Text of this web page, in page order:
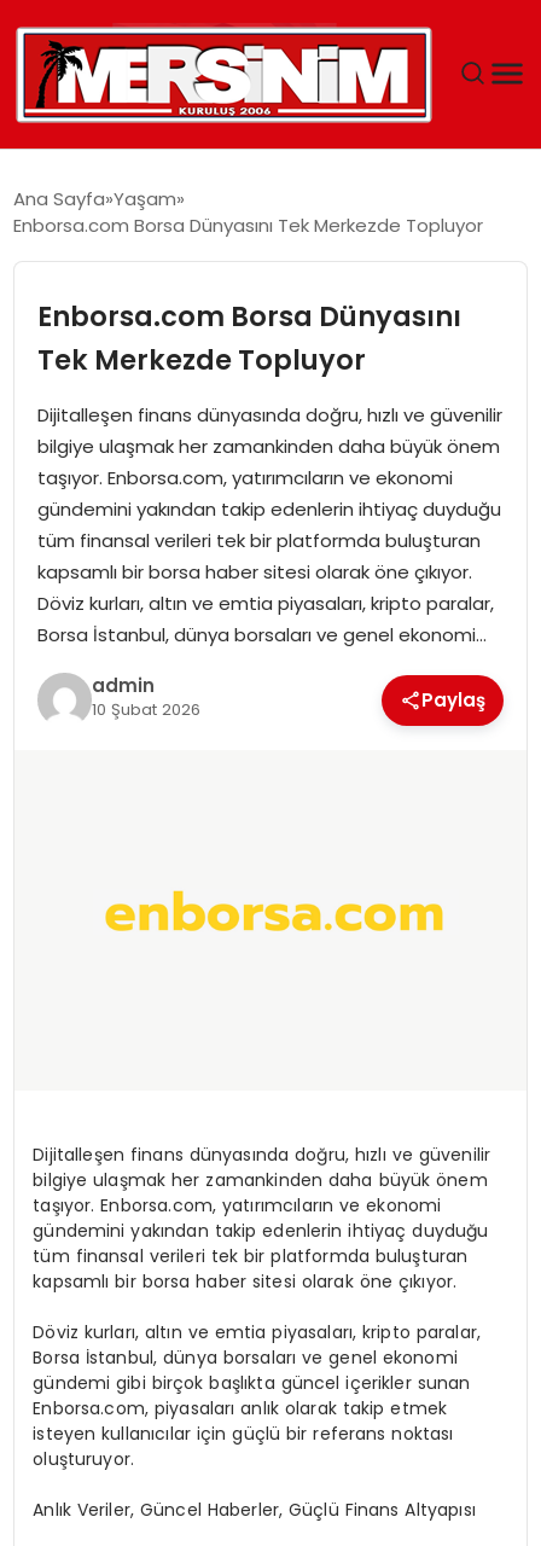
GÜNCEL
SAĞLIK
EĞITIM
SPOR
EKONOMI
MAGAZIN
DÜNYA
Ana Sayfa Yaşam
Enborsa.com Borsa Dünyasını Tek Merkezde Topluyor
Enborsa.com Borsa Dünyasını
Tek Merkezde Topluyor
Dijitalleşen finans dünyasında doğru, hızlı ve güvenilir
bilgiye ulaşmak her zamankinden daha büyük önem
taşıyor. Enborsa.com, yatırımcıların ve ekonomi
gündemini yakından takip edenlerin ihtiyaç duyduğu
tüm finansal verileri tek bir platformda buluşturan
kapsamlı bir borsa haber sitesi olarak öne çıkıyor.
Döviz kurları, altın ve emtia piyasaları, kripto paralar,
Borsa İstanbul, dünya borsaları ve genel ekonomi…
admin
10 Şubat 2026 Paylaş
Dijitalleşen finans dünyasında doğru, hızlı ve güvenilir
bilgiye ulaşmak her zamankinden daha büyük önem
taşıyor. Enborsa.com, yatırımcıların ve ekonomi
gündemini yakından takip edenlerin ihtiyaç duyduğu
tüm finansal verileri tek bir platformda buluşturan
kapsamlı bir borsa haber sitesi olarak öne çıkıyor.
Döviz kurları, altın ve emtia piyasaları, kripto paralar,
Borsa İstanbul, dünya borsaları ve genel ekonomi
gündemi gibi birçok başlıkta güncel içerikler sunan
Enborsa.com, piyasaları anlık olarak takip etmek
isteyen kullanıcılar için güçlü bir referans noktası
oluşturuyor.
Anlık Veriler, Güncel Haberler, Güçlü Finans Altyapısı